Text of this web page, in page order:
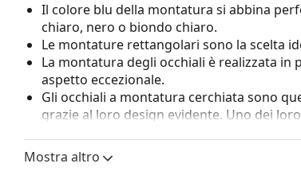
Il colore blu della montatura si abbina
chiaro, nero o biondo chiaro.
Le montature rettangolari sono la scelta
La montatura degli occhiali è realizzata
aspetto eccezionale.
Gli occhiali a montatura cerchiata sono
grazie al loro design evidente. Uno dei
a tutte le lenti, comprese quelle con
Mostra altro